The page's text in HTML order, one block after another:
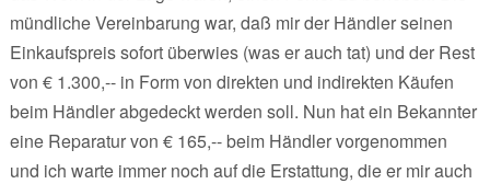
mündliche Vereinbarung war, daß mir der Händler seinen
Einkaufspreis sofort überwies (was er auch tat) und der Rest
von € 1.300,-- in Form von direkten und indirekten Käufen
beim Händler abgedeckt werden soll. Nun hat ein Bekannter
eine Reparatur von € 165,-- beim Händler vorgenommen
und ich warte immer noch auf die Erstattung, die er mir auch